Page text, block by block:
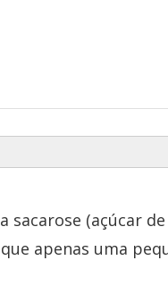
(açúcar de
apenas uma